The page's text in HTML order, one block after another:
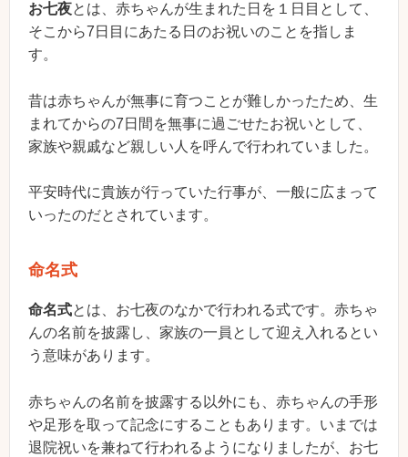
お七夜とは、赤ちゃんが生まれた日を１日目として、
そこから7日目にあたる日のお祝いのことを指しま
す。
昔は赤ちゃんが無事に育つことが難しかったため、生
まれてからの7日間を無事に過ごせたお祝いとして、
家族や親戚など親しい人を呼んで行われていました。
平安時代に貴族が行っていた行事が、一般に広まって
いったのだとされています。
命名式
命名式とは、お七夜のなかで行われる式です。赤ちゃ
んの名前を披露し、家族の一員として迎え入れるとい
う意味があります。
赤ちゃんの名前を披露する以外にも、赤ちゃんの手形
や足形を取って記念にすることもあります。いまでは
退院祝いを兼ねて行われるようになりましたが、お七